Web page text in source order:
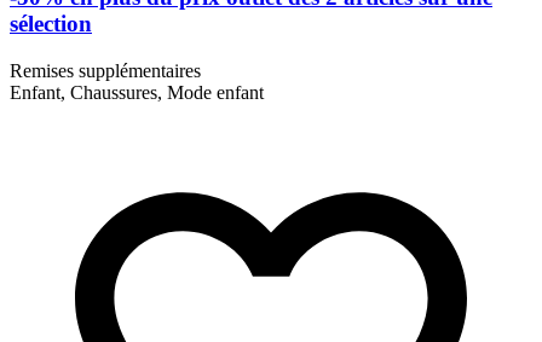
sélection
Remises supplémentaires
Enfant, Chaussures, Mode enfant